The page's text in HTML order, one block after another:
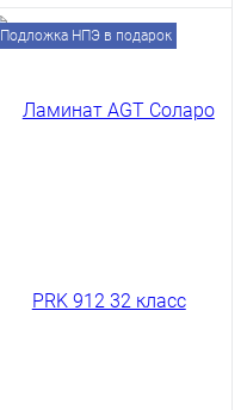
Подложка НПЭ в подарок